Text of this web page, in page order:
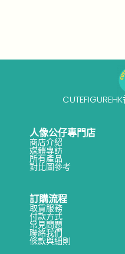
人像公仔專門店
商店介紹
媒體專訪
所有產品
對比圖參考
訂購流程
取貨服務
付款方式
常見問題
聯絡我們
條款與細則